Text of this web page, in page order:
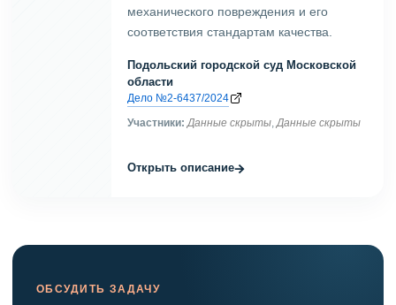
механического повреждения и его
соответствия стандартам качества.
Подольский городской суд Московской
области
Дело №2-6437/2024
Участники: Данные скрыты Данные скрыты
Открыть описание→
ОБСУДИТЬ ЗАДАЧУ